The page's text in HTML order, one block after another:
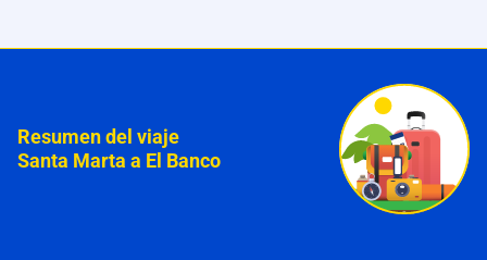
Resumen del viaje
Santa Marta a El Banco